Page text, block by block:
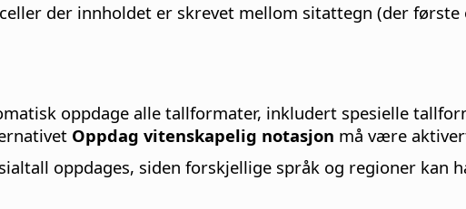
der innholdet er skrevet mellom sitattegn (der
oppdage alle tallformater, inkludert spesielle
Oppdag vitenskapelig notasjon må være
oppdages, siden forskjellige språk og regioner kan